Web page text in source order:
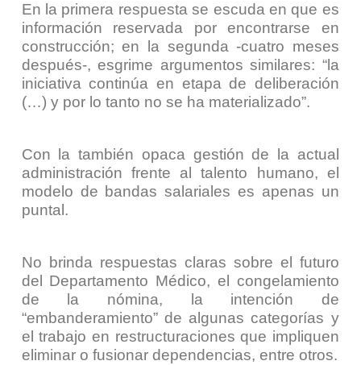
En la primera respuesta se escuda en que es
información reservada por encontrarse en
construcción; en la segunda -cuatro meses
después-, esgrime argumentos similares: “la
iniciativa continúa en etapa de deliberación
(…) y por lo tanto no se ha materializado”.
Con la también opaca gestión de la actual
administración frente al talento humano, el
modelo de bandas salariales es apenas un
puntal.
No brinda respuestas claras sobre el futuro
del Departamento Médico, el congelamiento
de la nómina, la intención de
“embanderamiento” de algunas categorías y
el trabajo en restructuraciones que impliquen
eliminar o fusionar dependencias, entre otros.